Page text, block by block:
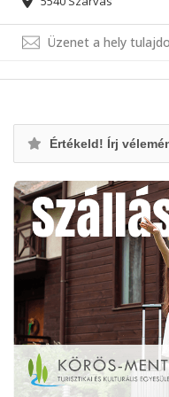
Üzenet a hely
Értékeld! Írj